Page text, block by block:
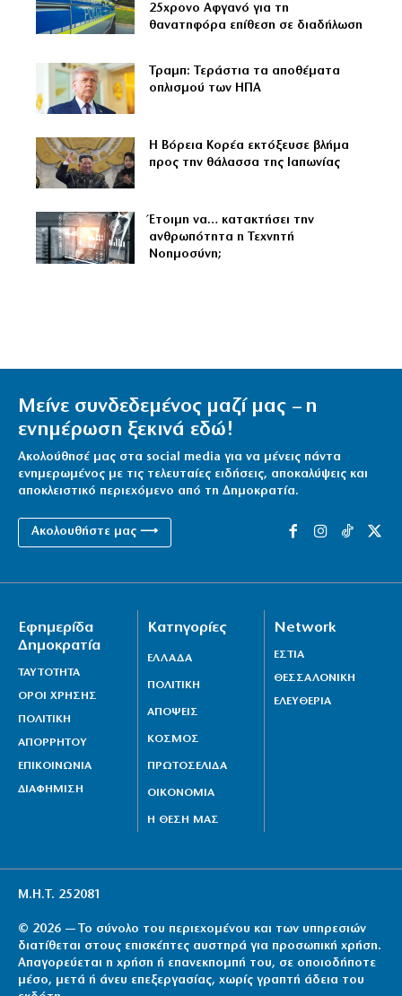
25χρονο Αφγανό για τη
θανατηφόρα επίθεση σε διαδήλωση
Τραμπ: Τεράστια τα αποθέματα
οπλισμού των ΗΠΑ
Η Βόρεια Κορέα εκτόξευσε βλήμα
προς την θάλασσα της Ιαπωνίας
Έτοιμη να… κατακτήσει την
ανθρωπότητα η Τεχνητή
Νοημοσύνη;
Μείνε συνδεδεμένος μαζί μας – η
ενημέρωση ξεκινά εδώ!
Ακολούθησέ μας στα social media για να μένεις πάντα
ενημερωμένος με τις τελευταίες ειδήσεις, αποκαλύψεις και
αποκλειστικό περιεχόμενο από τη Δημοκρατία.
Ακολουθήστε μας ⟶
Εφημερίδα
Δημοκρατία
ΤΑΥΤΟΤΗΤΑ
ΟΡΟΙ ΧΡΗΣΗΣ
ΠΟΛΙΤΙΚΗ
ΑΠΟΡΡΗΤΟΥ
ΕΠΙΚΟΙΝΩΝΙΑ
ΔΙΑΦΗΜΙΣΗ
Κατηγορίες
ΕΛΛΑΔΑ
ΠΟΛΙΤΙΚΗ
ΑΠΟΨΕΙΣ
ΚΟΣΜΟΣ
ΠΡΩΤΟΣΕΛΙΔΑ
ΟΙΚΟΝΟΜΙΑ
Η ΘΕΣΗ ΜΑΣ
Network
ΕΣΤΙΑ
ΘΕΣΣΑΛΟΝΙΚΗ
ΕΛΕΥΘΕΡΙΑ
Μ.Η.Τ. 252081
© 2026 — Το σύνολο του περιεχομένου και των υπηρεσιών
διατίθεται στους επισκέπτες αυστηρά για προσωπική χρήση.
Απαγορεύεται η χρήση ή επανεκπομπή του, σε οποιοδήποτε
μέσο, μετά ή άνευ επεξεργασίας, χωρίς γραπτή άδεια του